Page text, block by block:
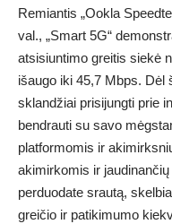
Remiantis „Ookla
val., „Smart 5G“
atsisiuntimo greitis siekė
išaugo iki 45,7 Mbps. Dėl
sklandžiai prisijungti prie
bendrauti su savo
platformomis ir
akimirkomis ir
perduodate srautą,
greičio ir patikimumo